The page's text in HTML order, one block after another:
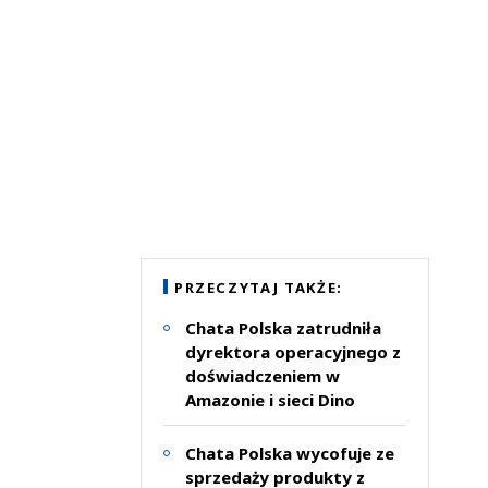
PRZECZYTAJ TAKŻE:
Chata Polska zatrudniła
dyrektora operacyjnego z
doświadczeniem w
Amazonie i sieci Dino
Chata Polska wycofuje ze
sprzedaży produkty z